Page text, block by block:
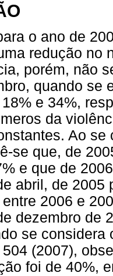
o ano de
redução no
porém, não
quando se
e 34%,
da
Ao
se que, de
e que de
abril, de 2005
2006 e
dezembro de
se
(2007),
foi de 40%,